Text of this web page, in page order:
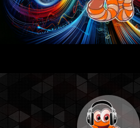
Radio